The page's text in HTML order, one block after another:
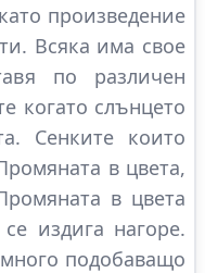
произведение
Всяка има свое
по различен
когато слънцето
Сенките които
в цвета,
в цвета
издига нагоре.
подобаващо